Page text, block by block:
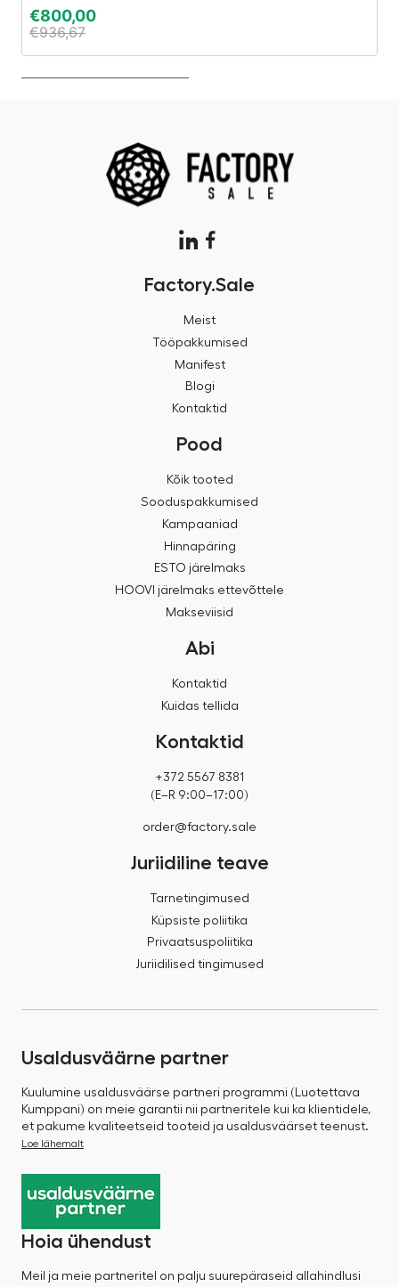
€800,00
€936,67
Factory.Sale
Meist
Tööpakkumised
Manifest
Blogi
Kontaktid
Pood
Kõik tooted
Sooduspakkumised
Kampaaniad
Hinnapäring
ESTO järelmaks
HOOVI järelmaks ettevõttele
Makseviisid
Abi
Kontaktid
Kuidas tellida
Kontaktid
+372 5567 8381
(E–R 9:00–17:00)
order@factory.sale
Juriidiline teave
Tarnetingimused
Küpsiste poliitika
Privaatsuspoliitika
Juriidilised tingimused
Usaldusväärne partner
Kuulumine usaldusväärse partneri programmi (Luotettava
Kumppani) on meie garantii nii partneritele kui ka klientidele,
et pakume kvaliteetseid tooteid ja usaldusväärset teenust.
Loe lähemalt
Hoia ühendust
Meil ja meie partneritel on palju suurepäraseid allahindlusi